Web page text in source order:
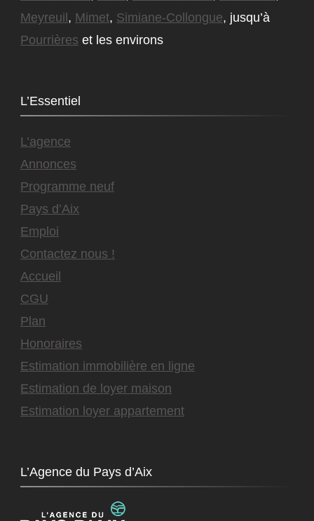
Meyreuil, Mimet, Simiane-Collongue, jusqu’à
Pourrières et les environs
L’Essentiel
L’agence
Annonces
Programme neuf
Pays d’Aix
Emploi
Contactez nous !
Accueil
CGU
Plan
Honoraires
Estimation immobilière en ligne
Estimation de loyer maison
Estimation loyer appartement
L’Agence du Pays d’Aix